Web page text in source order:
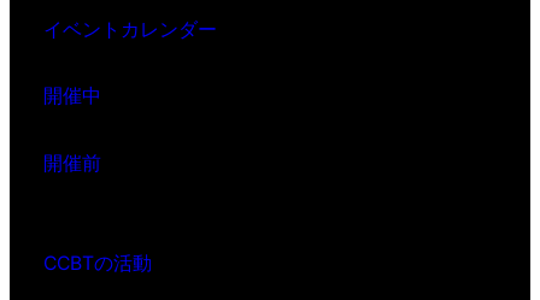
イベントカレンダー
開催中
開催前
CCBTの活動